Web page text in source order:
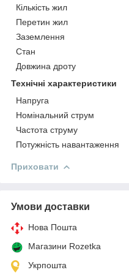
Кількість жил
Перетин жил
Заземлення
Стан
Довжина дроту
Технічні характеристики
Напруга
Номінальний струм
Частота струму
Потужність навантаження
Приховати
Умови доставки
Нова Пошта
Магазини Rozetka
Укрпошта